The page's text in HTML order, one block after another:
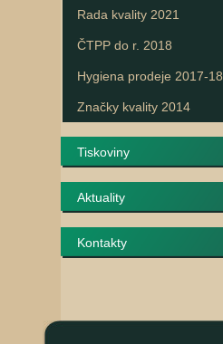
Rada kvality 2021
ČTPP do r. 2018
Hygiena prodeje 2017-18
Značky kvality 2014
Tiskoviny
Aktuality
Kontakty